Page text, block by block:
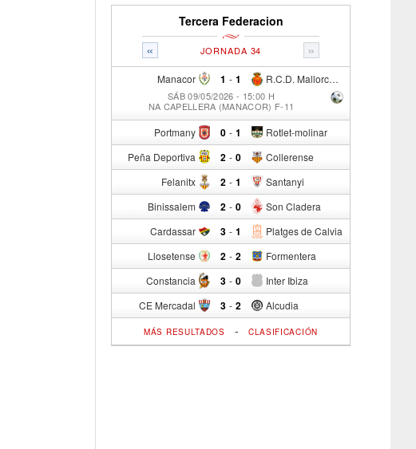
Tercera Federacion
« »
JORNADA 34
Manacor 1 - R.C.D. Mallorca Sad "B"
1
SÁB 09/05/2026 - 15:00 H
NA CAPELLERA (MANACOR) F-11
Portmany 0 - Rotlet-molinar
1
Peña Deportiva 2 - Collerense
0
Felanitx 2 - Santanyi
1
Binissalem 2 - Son Cladera
0
Cardassar 3 - Platges de Calvia
1
Llosetense 2 - Formentera
2
Constancia 3 - Inter Ibiza
0
CE Mercadal 3 - Alcudia
2
MÁS RESULTADOS - CLASIFICACIÓN